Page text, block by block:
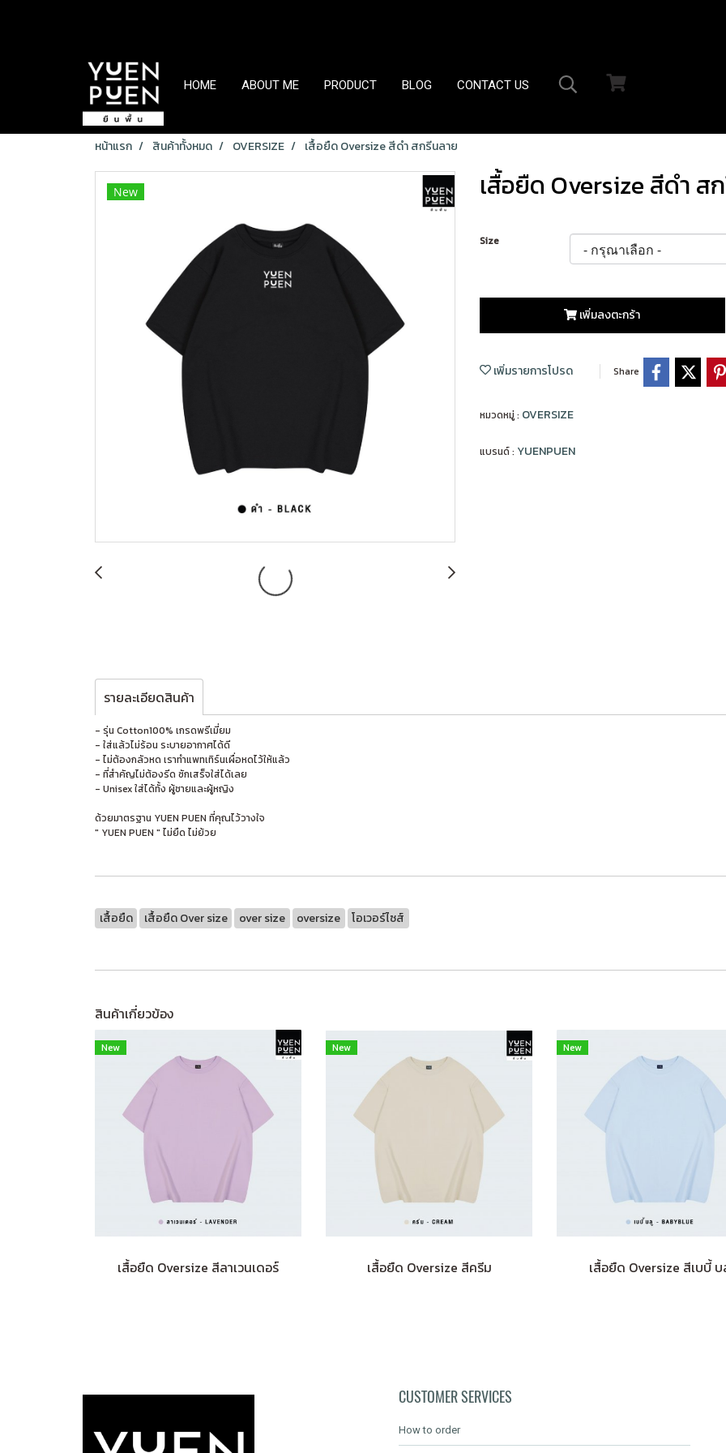
HOME ABOUT ME PRODUCT BLOG CONTACT US
หน้าแรก สินค้าทั้งหมด OVERSIZE เสื้อยืด Oversize สีดำ สกรีนลาย
New เสื้อยืด Oversize สีดำ ส
Size
เพิ่มลงตะกร้า
เพิ่มรายการโปรด Share
หมวดหมู่ : OVERSIZE
แบรนด์ : YUENPUEN
รายละเอียดสินค้า
- รุ่น Cotton100% เกรดพรีเมี่ยม
- ใส่แล้วไม่ร้อน ระบายอากาศได้ดี
- ไม่ต้องกลัวหด เราทำแพทเทิร์นเผื่อหดไว้ให้แล้ว
- ที่สำคัญไม่ต้องรีด ซักเสร็จใส่ได้เลย
- Unisex ใส่ได้ทั้ง ผู้ชายและผู้หญิง
ด้วยมาตรฐาน YUEN PUEN ที่คุณไว้วางใจ
" YUEN PUEN " ไม่ยืด ไม่ย้วย
เสื้อยืด เสื้อยืด Over size over size oversize โอเวอร์ไซส์
สินค้าเกี่ยวข้อง
New
เสื้อยืด Oversize สีลาเวนเดอร์
New
เสื้อยืด Oversize สีครีม
New
เสื้อยืด Oversize สีเบบี้
CUSTOMER SERVICES
How to order